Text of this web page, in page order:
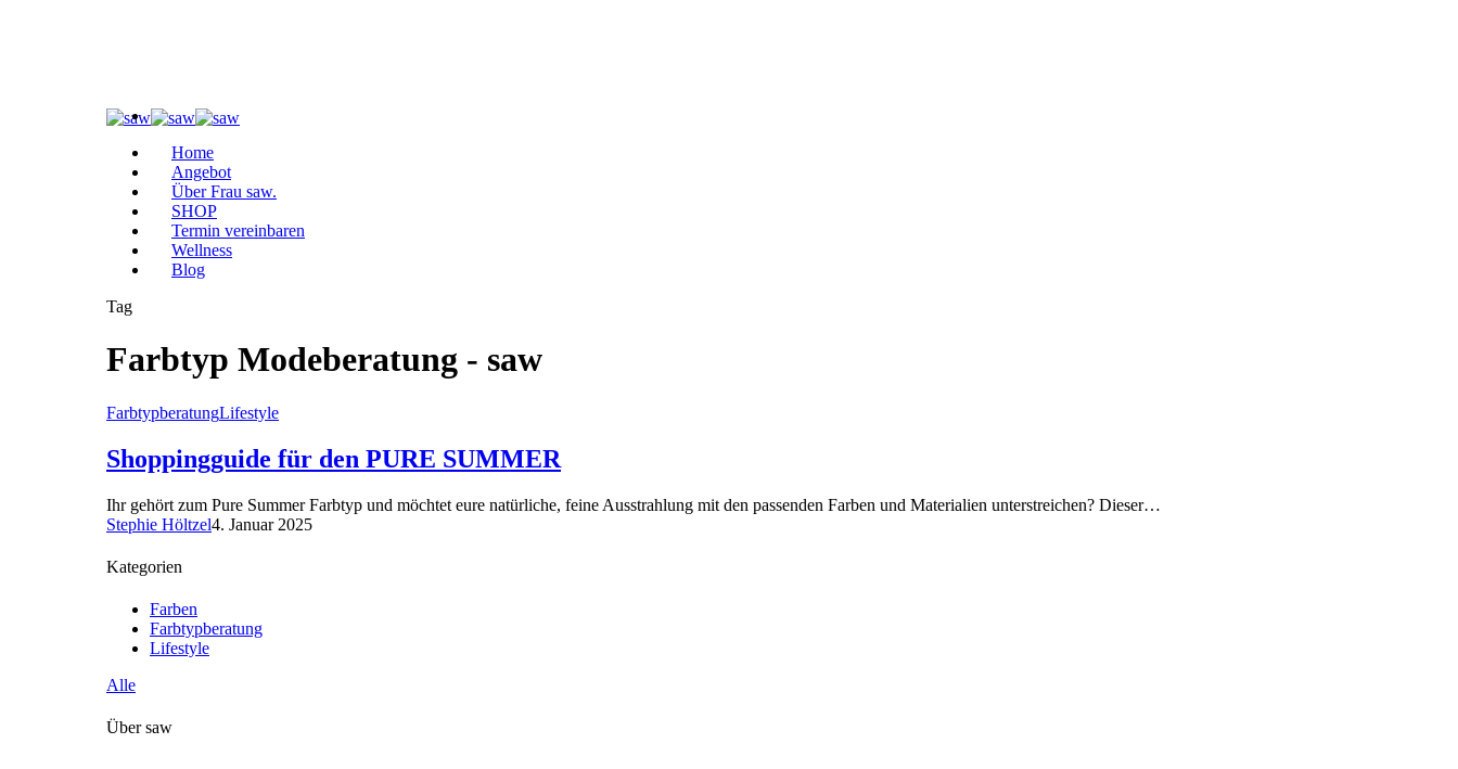
Home
Angebot
Über Frau saw.
SHOP
Termin vereinbaren
Wellness
Blog
Tag
Farbtyp Modeberatung - saw
FarbtypberatungLifestyle
Shoppingguide für den PURE SUMMER
Ihr gehört zum Pure Summer Farbtyp und möchtet eure natürliche, feine Ausstrahlung mit den passenden Farben und Materialien unterstreichen? Dieser…
Stephie Höltzel4. Januar 2025
Kategorien
Farben
Farbtypberatung
Lifestyle
Alle
Über saw